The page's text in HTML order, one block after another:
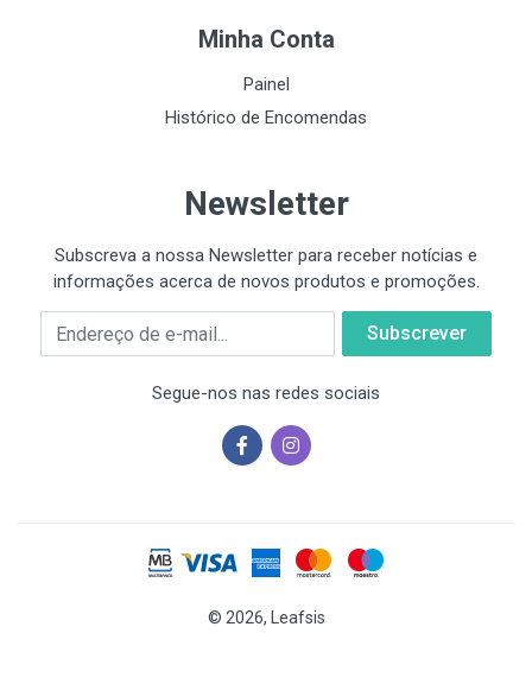
Minha Conta
Painel
Histórico de Encomendas
Newsletter
Subscreva a nossa Newsletter para receber notícias e
informações acerca de novos produtos e promoções.
Email
Segue-nos nas redes sociais
© 2026, Leafsis